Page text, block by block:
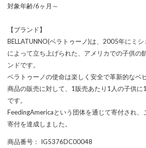
対象年齢/6ヶ月～
【ブランド】
BELLATUNNO(ベラトゥーノ)は、2005年にミ
によって立ち上げられた、アメリカでの子供の
ンドです。
ベラトゥーノの使命は楽しく安全で革新的なベ
商品の販売に対して、1販売あたり1人の子供に
です。
FeedingAmericaという団体を通じて寄付され
寄付を達成しました。
商品番号 ： IG5376DC00048